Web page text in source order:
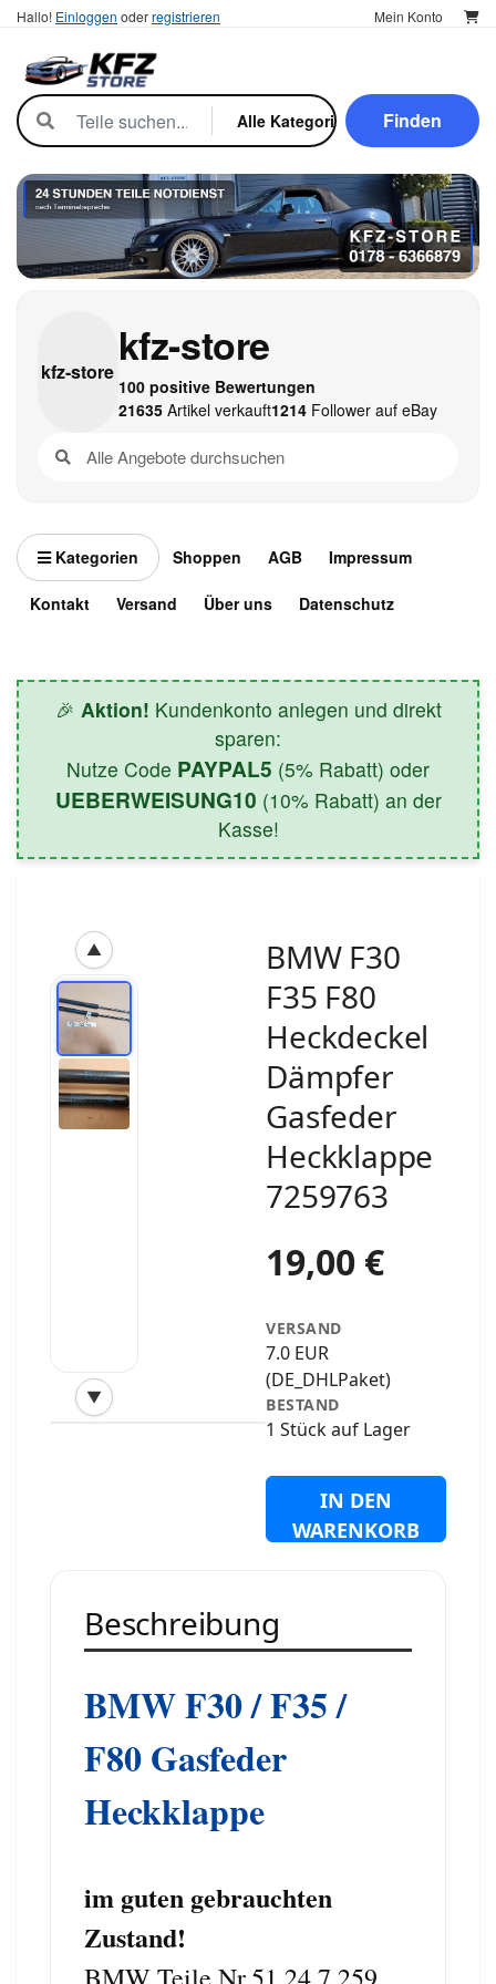
Hallo! Einloggen oderregistrieren Mein Konto
Finden
kfz-store
kfz-store
100 positive Bewertungen
21635Artikel verkauft1214Follower auf eBay
Kategorien Shoppen AGB Impressum
Kontakt Versand Über uns Datenschutz
🎉 Aktion! Kundenkonto anlegen und direkt
sparen:
Nutze Code PAYPAL5 (5% Rabatt) oder
UEBERWEISUNG10 (10% Rabatt) an der
Kasse!
▲
▼
‹
BMW F30
F35 F80
Heckdeckel
Dämpfer
Gasfeder
Heckklappe
7259763
19,00 €
VERSAND
7.0 EUR
(DE_DHLPaket)
BESTAND
1 Stück auf Lager
IN DEN
WARENKORB
Beschreibung
BMW F30 / F35 /
F80 Gasfeder
Heckklappe
im guten gebrauchten
Zustand!